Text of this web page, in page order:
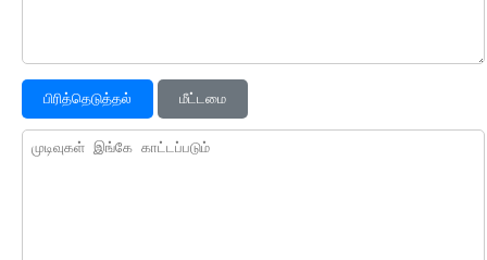
பிரித்தெடுத்தல் மீட்டமை